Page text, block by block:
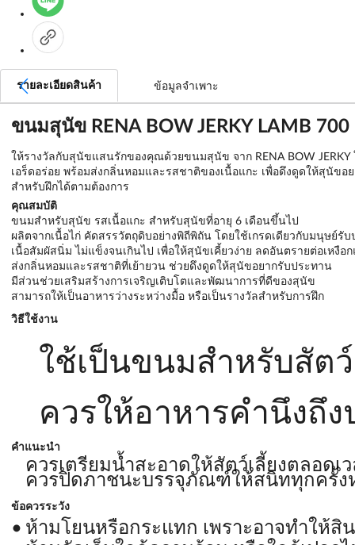
รายละเอียดสินค้า ข้อมูลจำเพาะ
ขนมสุนัข RENA BOW JERKY LAMB 700
ให้รางวัลกับสุนัขแสนรักของคุณด้วยขนมสุนัข จาก RENA BOW
เอร็ดอร่อย พร้อมส่งกลิ่นหอมและรสชาติของเนื้อแกะ เพื่อดึงดูดให้สุนัข
สำหรับฝึกได้ตามต้องการ
คุณสมบัติ
ขนมสำหรับสุนัข รสเนื้อแกะ สำหรับสุนัขที่อายุ 6 เดือนขึ้นไป
ผลิตจากเนื้อไก่ คัดสรรวัตถุดิบอย่างพิถีพิถัน โดยใช้เกรดเดียวกับมนุษย์รั
เนื้อสัมผัสนิ่ม ไม่แข็งจนเกินไป เพื่อให้สุนัขเคี้ยวง่าย ลดอันตรายต่อเหงือ
ส่งกลิ่นหอมและรสชาติที่เย้ายวน ช่วยดึงดูดให้สุนัขอยากรับประทาน
มีส่วนช่วยเสริมสร้างการเจริญเติบโตและพัฒนาการที่ดีของสุนัข
สามารถให้เป็นอาหารว่างระหว่างมื้อ หรือเป็นรางวัลสำหรับการฝึก
วิธีใช้งาน
ใช้เป็นขนมสำหรับสัตว์
ควรให้อาหารคำนึงถึ
คำแนะนำ
ควรเตรียมน้ำสะอาดให้สัตว์เลี้ยงตลอดเ
ควรปิดภาชนะบรรจุภัณฑ์ให้สนิททุกครั้ง
ข้อควรระวัง
ห้ามโยนหรือกระแทก เพราะอาจทำให้สิ